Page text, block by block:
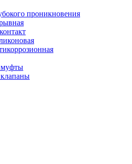
проникновения